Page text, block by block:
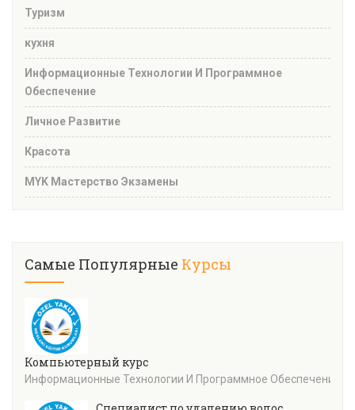
Туризм
кухня
Информационные Технологии И Программное
Обеспечение
Личное Развитие
Красота
MYK Мастерство Экзамены
Самые Популярные Курсы
Компьютерный курс
Информационные Технологии И Программное Обеспечение